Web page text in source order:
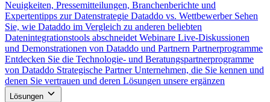
Neuigkeiten, Pressemitteilungen, Branchenberichte und
Expertentipps zur Datenstrategie Dataddo vs. Wettbewerber Sehen
Sie, wie Dataddo im Vergleich zu anderen beliebten
Datenintegrationstools abschneidet Webinare Live-Diskussionen
und Demonstrationen von Dataddo und Partnern Partnerprogramme
Entdecken Sie die Technologie- und Beratungspartnerprogramme
von Dataddo Strategische Partner Unternehmen, die Sie kennen und
denen Sie vertrauen und deren Lösungen unsere ergänzen
Lösungen